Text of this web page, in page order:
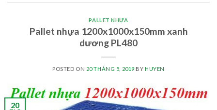
PALLET NHỰA
Pallet nhựa 1200x1000x150mm xanh
dương PL480
POSTED ON 20 THÁNG 5, 2019 BY HUYEN
20